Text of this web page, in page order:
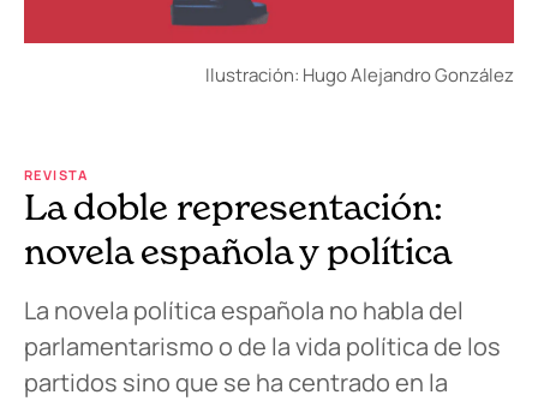
Ilustración: Hugo Alejandro González
REVISTA
La doble representación:
novela española y política
La novela política española no habla del
parlamentarismo o de la vida política de los
partidos sino que se ha centrado en la